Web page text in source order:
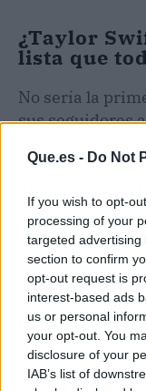
Que.es - Do Not
If you wish to opt-
processing of your
targeted
section to confirm
opt-out request is
interest-based ads
us or personal
your opt-out. You
disclosure of your
IAB’s list of
¿Taylor
lista que
No sería la
sus seguidores
las cartas de
lanzamiento
daría para un
no hay
duda es
ha casado en
lo cuente en un
o,
darnos cuenta.